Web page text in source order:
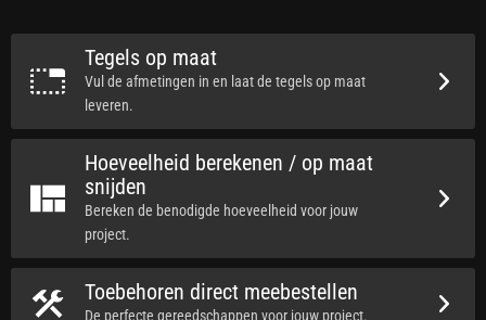
Tegels op maat
Vul de afmetingen in en laat de tegels op maat
leveren.
Hoeveelheid berekenen / op maat
snijden
Bereken de benodigde hoeveelheid voor jouw
project.
Toebehoren direct meebestellen
De perfecte gereedschappen voor jouw project.